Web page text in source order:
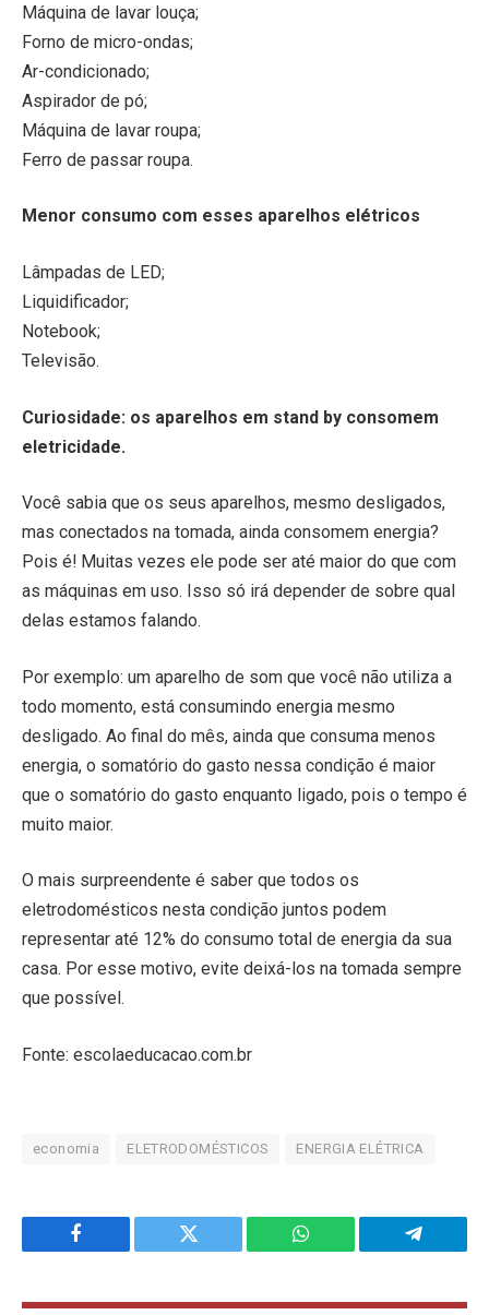
Máquina de lavar louça;
Forno de micro-ondas;
Ar-condicionado;
Aspirador de pó;
Máquina de lavar roupa;
Ferro de passar roupa.
Menor consumo com esses aparelhos elétricos
Lâmpadas de LED;
Liquidificador;
Notebook;
Televisão.
Curiosidade: os aparelhos em stand by consomem
eletricidade.
Você sabia que os seus aparelhos, mesmo desligados,
mas conectados na tomada, ainda consomem energia?
Pois é! Muitas vezes ele pode ser até maior do que com
as máquinas em uso. Isso só irá depender de sobre qual
delas estamos falando.
Por exemplo: um aparelho de som que você não utiliza a
todo momento, está consumindo energia mesmo
desligado. Ao final do mês, ainda que consuma menos
energia, o somatório do gasto nessa condição é maior
que o somatório do gasto enquanto ligado, pois o tempo é
muito maior.
O mais surpreendente é saber que todos os
eletrodomésticos nesta condição juntos podem
representar até 12% do consumo total de energia da sua
casa. Por esse motivo, evite deixá-los na tomada sempre
que possível.
Fonte: escolaeducacao.com.br
economia ELETRODOMÉSTICOS ENERGIA ELÉTRICA
Facebook Twitter WhatsApp Telegram